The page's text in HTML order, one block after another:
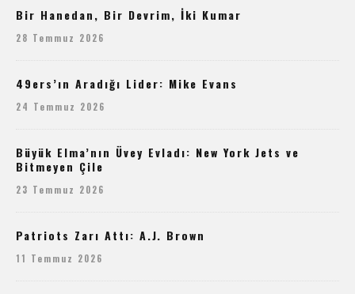
Bir Hanedan, Bir Devrim, İki Kumar
28 Temmuz 2026
49ers’ın Aradığı Lider: Mike Evans
24 Temmuz 2026
Büyük Elma’nın Üvey Evladı: New York Jets ve
Bitmeyen Çile
23 Temmuz 2026
Patriots Zarı Attı: A.J. Brown
11 Temmuz 2026